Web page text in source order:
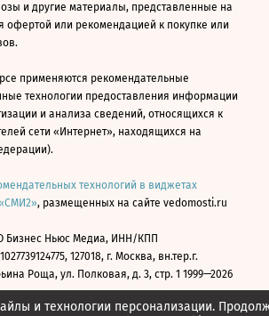
и технологии персонализации.
и другие материалы, представленные на
офертой или рекомендацией к покупке или
применяются рекомендательные
технологии предоставления информации
и анализа сведений, относящихся к
сети «Интернет», находящихся на
технологий в виджетах
, размещенных на сайте vedomosti.ru
Бизнес Ньюс Медиа, ИНН/КПП
127018, г. Москва, вн.тер.г.
Роща, ул. Полковая, д. 3, стр. 1 1999—2026